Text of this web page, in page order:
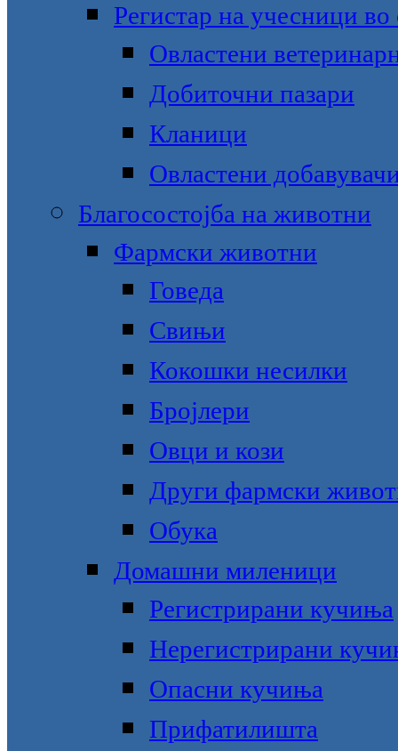
Регистар на учесници во
Овластени
Добиточни пазари
Кланици
Овластени
Благосостојба на животни
Фармски животни
Говеда
Свињи
Кокошки несилки
Бројлери
Овци и кози
Други фармски
Обука
Домашни миленици
Регистрирани кучиња
Нерегистрирани
Опасни кучиња
Прифатилишта